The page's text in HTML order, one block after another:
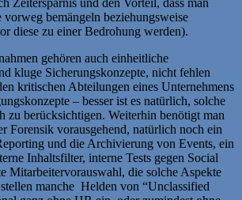
bemängeln beziehungsweise
diese zu einer Bedrohung werden).
gehören auch einheitliche
kluge Sicherungskonzepte, nicht fehlen
kritischen Abteilungen eines Unternehmens
– besser ist es natürlich, solche
zu berücksichtigen. Weiterhin benötigt man
Forensik vorausgehend, natürlich noch ein
und die Archivierung von Events, ein
Inhaltsfilter, interne Tests gegen Social
Mitarbeitervorauswahl, die solche Aspekte
manche Helden von “Unclassified